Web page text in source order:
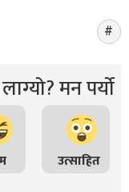
मन पर्यो
उत्साहित